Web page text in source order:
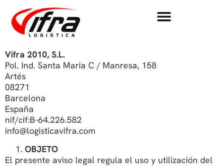
Vifra 2010, S.L.
Pol. Ind. Santa Maria C / Manresa, 158
Artés
08271
Barcelona
España
nif/cif:B-64.226.582
info@logisticavifra.com
OBJETO
El presente aviso legal regula el uso y utilización del